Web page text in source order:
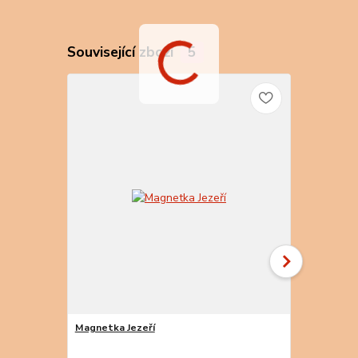
Související zboží 5
Magnetka Jezeří